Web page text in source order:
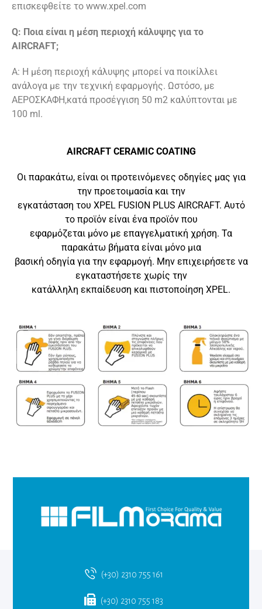
επισκεφθείτε το www.xpel.com
Q: Ποια είναι η μέση περιοχή κάλυψης για το
AIRCRAFT;
A: Η μέση περιοχή κάλυψης μπορεί να ποικίλλει
ανάλογα με την τεχνική εφαρμογής. Ωστόσο, με
ΑΕΡΟΣΚΑΦΗ,κατά προσέγγιση 50 m2 καλύπτονται με
100 ml.
AIRCRAFT CERAMIC COATING
Οι παρακάτω, είναι οι προτεινόμενες οδηγίες μας για
την προετοιμασία και την
εγκατάσταση του XPEL FUSION PLUS AIRCRAFT. Αυτό
το προϊόν είναι ένα προϊόν που
εφαρμόζεται μόνο με επαγγελματική χρήση. Τα
παρακάτω βήματα είναι μόνο μια
βασική οδηγία για την εφαρμογή. Μην επιχειρήσετε να
εγκαταστήσετε χωρίς την
κατάλληλη εκπαίδευση και πιστοποίηση XPEL.
(+30) 2310 755 161
(+30) 2310 755 183